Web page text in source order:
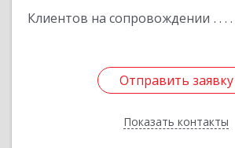
Клиентов на сопровождении
Отправить заявку
Показать контакты
Отправить заявку
Назад